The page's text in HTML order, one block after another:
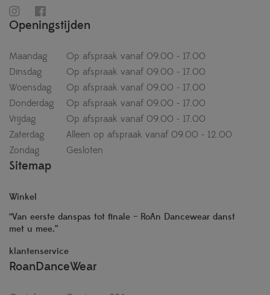
Openingstijden
Maandag
Op afspraak vanaf 09.00 - 17.00
Dinsdag
Op afspraak vanaf 09.00 - 17.00
Woensdag
Op afspraak vanaf 09.00 - 17.00
Donderdag
Op afspraak vanaf 09.00 - 17.00
Vrijdag
Op afspraak vanaf 09.00 - 17.00
Zaterdag
Alleen op afspraak vanaf 09.00 - 12.00
Zondag
Gesloten
Sitemap
Winkel
“Van eerste danspas tot finale – RoAn Dancewear danst
met u mee.”
klantenservice
RoanDanceWear